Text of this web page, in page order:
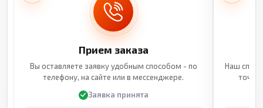
Прием заказа
Вы оставляете заявку удобным способом - по
телефону, на сайте или в мессенджере.
Заявка принята
Наш